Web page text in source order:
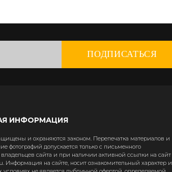
ПОДПИСАТЬСЯ
ИНФОРМАЦИЯ
и охраняются законом. Перепечатка материалов и
фотографий допускается только с письменного
сайта и при наличии активной ссылки на сайт
Информация на сайте, носит ознакомительный характер и